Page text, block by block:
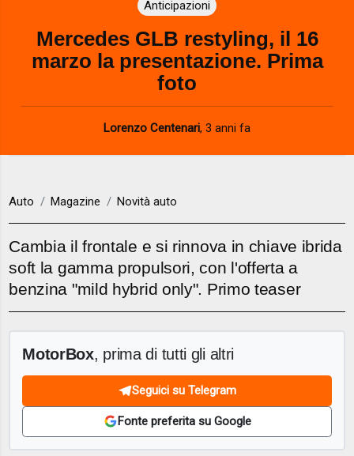
Anticipazioni
Mercedes GLB restyling, il 16
marzo la presentazione. Prima
foto
Lorenzo Centenari, 3 anni fa
Auto Magazine Novità auto
Cambia il frontale e si rinnova in chiave ibrida
soft la gamma propulsori, con l'offerta a
benzina "mild hybrid only". Primo teaser
MotorBox, prima di tutti gli altri
Seguici su Telegram
Fonte preferita su Google